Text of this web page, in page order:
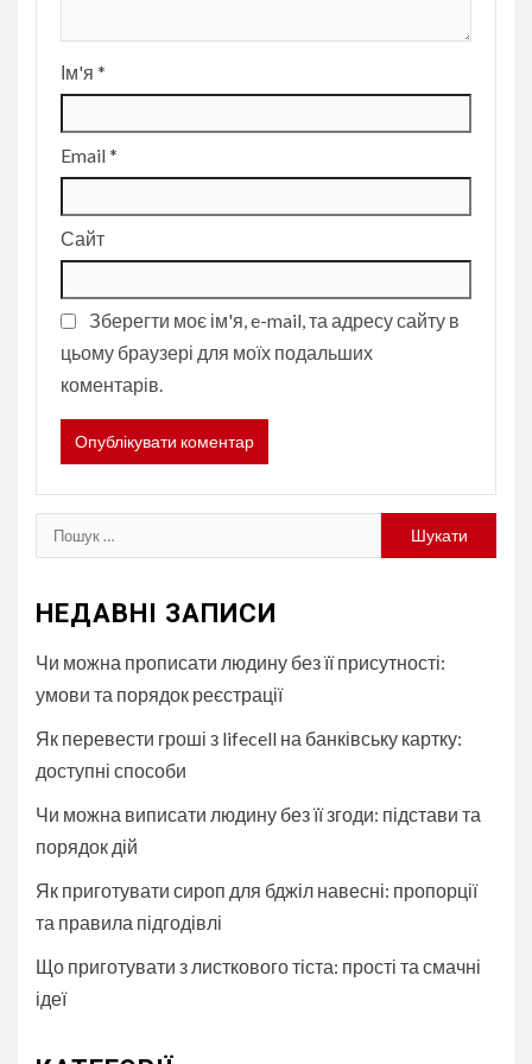
Ім'я *
Email*
Сайт
Зберегти моє ім'я, e-mail, та адресу сайту в
цьому браузері для моїх подальших
коментарів.
Пошук:
НЕДАВНІ ЗАПИСИ
Чи можна прописати людину без її присутності:
умови та порядок реєстрації
Як перевести гроші з lifecell на банківську картку:
доступні способи
Чи можна виписати людину без її згоди: підстави та
порядок дій
Як приготувати сироп для бджіл навесні: пропорції
та правила підгодівлі
Що приготувати з листкового тіста: прості та смачні
ідеї